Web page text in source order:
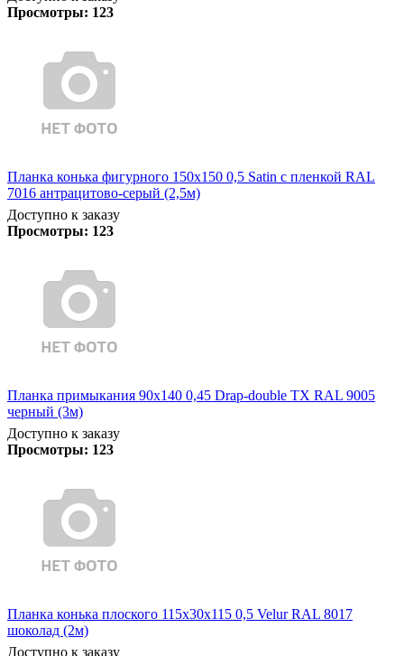
Просмотры: 123
Планка конька фигурного 150x150 0,5 Satin с пленкой RAL
7016 антрацитово-серый (2,5м)
Доступно к заказу
Просмотры: 123
Планка примыкания 90х140 0,45 Drap-double TX RAL 9005
черный (3м)
Доступно к заказу
Просмотры: 123
Планка конька плоского 115х30х115 0,5 Velur RAL 8017
шоколад (2м)
Доступно к заказу